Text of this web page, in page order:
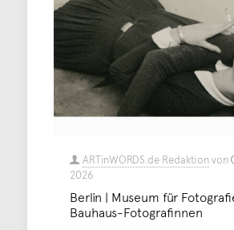
ARTinWORDS.de Redaktionvon
2026
Berlin | Museum für
Bauhaus-Fotografinnen